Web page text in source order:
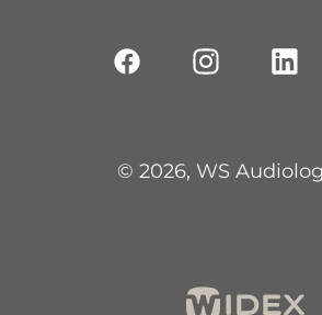
© 2026, WS